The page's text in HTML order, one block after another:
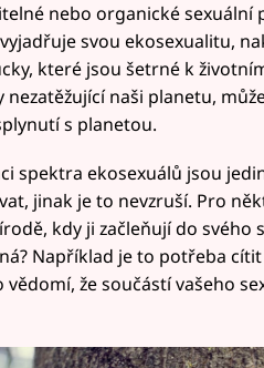
nebo organické sexuální
svou ekosexualitu,
které jsou šetrné k
naši planetu,
s planetou.
spektra ekosexuálů jsou
jinak je to nevzruší. Pro
kdy ji začleňují do svého
Například je to potřeba
vědomí, že součástí vašeho